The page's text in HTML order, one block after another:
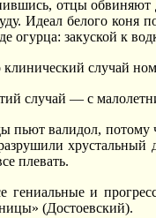
отцы обвиняют
Идеал белого коня
огурца: закуской к
клинический случай
случай — с
пьют валидол, потому
плевать.
гениальные и
(Достоевский).